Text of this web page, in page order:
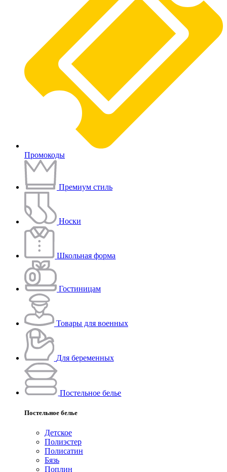
Промокоды
Премиум стиль
Носки
Школьная форма
Гостиницам
Товары для военных
Для беременных
Постельное белье
Постельное белье
Детское
Полиэстeр
Полисатин
Бязь
Поплин